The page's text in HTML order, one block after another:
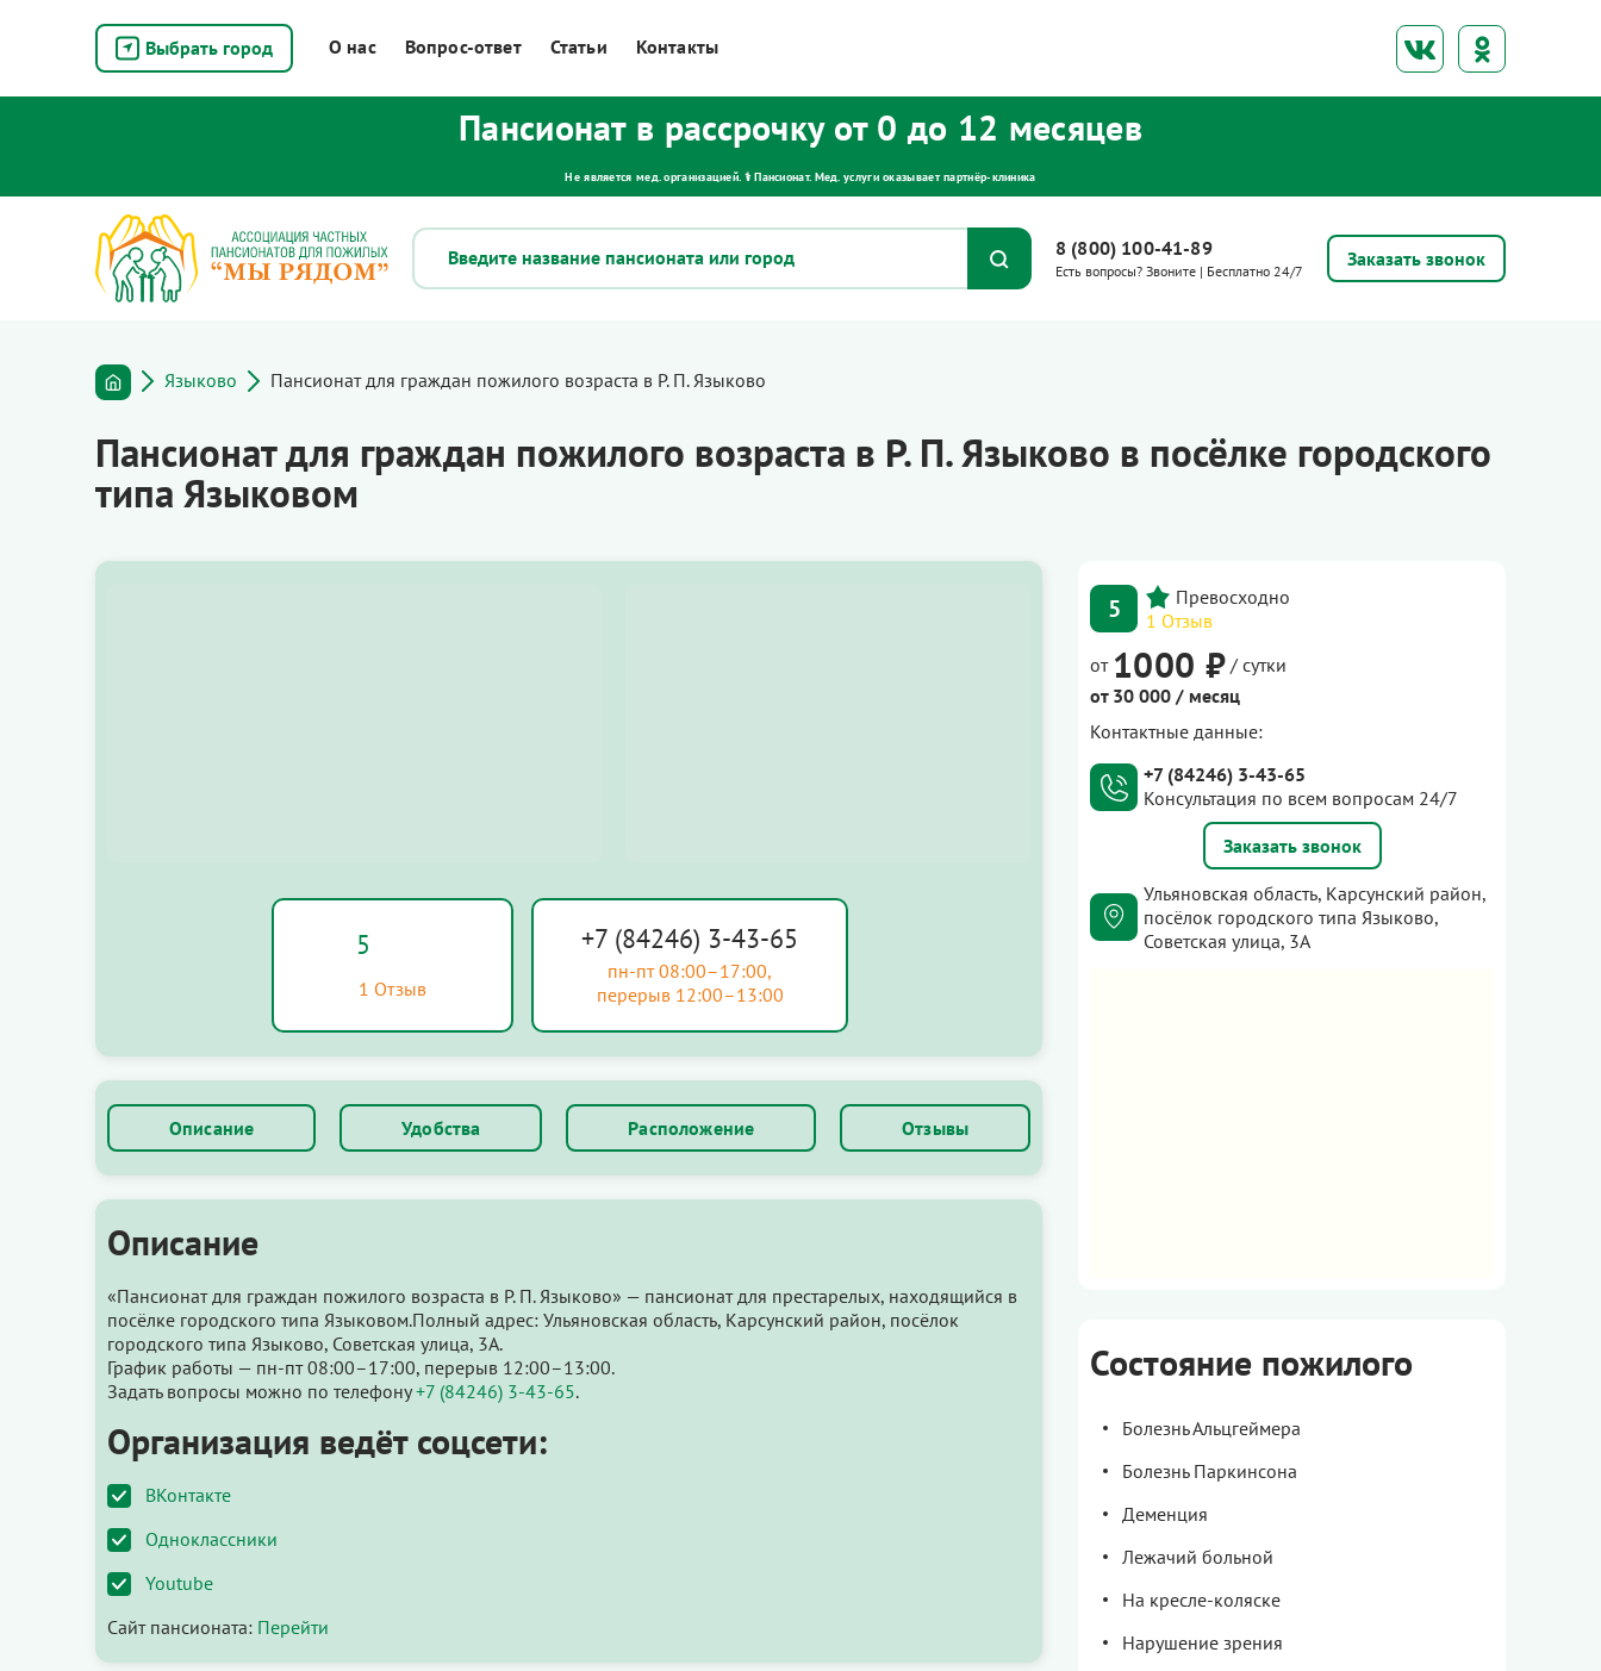
Выбрать город О нас Вопрос-ответ Статьи Контакты
Пансионат в рассрочку от 0 до 12 месяцев
Не является мед. организацией. ⚕ Пансионат. Мед. услуги оказывает партнёр‑клиника
8 (800) 100-41-89
Есть вопросы? Звоните | Бесплатно 24/7
Заказать звонок
Языково Пансионат для граждан пожилого возраста в Р. П. Языково
Пансионат для граждан пожилого возраста в Р. П. Языково в посёлке городского
типа Языковом
5
1 Отзыв
+7 (84246) 3-43-65
пн-пт 08:00–17:00,
перерыв 12:00–13:00
Описание Удобства Расположение Отзывы
Описание
«Пансионат для граждан пожилого возраста в Р. П. Языково» — пансионат для престарелых, находящийся в
посёлке городского типа Языковом.Полный адрес: Ульяновская область, Карсунский район, посёлок
городского типа Языково, Советская улица, 3А.
График работы — пн-пт 08:00–17:00, перерыв 12:00–13:00.
Задать вопросы можно по телефону+7 (84246) 3-43-65.
Организация ведёт соцсети:
ВКонтакте
Одноклассники
Youtube
Сайт пансионата: Перейти
5
1 Отзыв
от 1000 ₽/ сутки
от 30 000 / месяц
Контактные данные:
+7 (84246) 3-43-65
Консультация по всем вопросам 24/7
Заказать звонок
Ульяновская область, Карсунский район,
посёлок городского типа Языково,
Советская улица, 3А
Состояние пожилого
Болезнь Альцгеймера
Болезнь Паркинсона
Деменция
Лежачий больной
На кресле-коляске
Нарушение зрения